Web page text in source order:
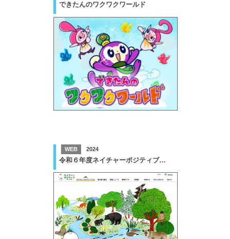
できたんのワクワクワールド
WEB 2024
令和６年度ネイチャーポジティブに関するウェブページの整理改善業務